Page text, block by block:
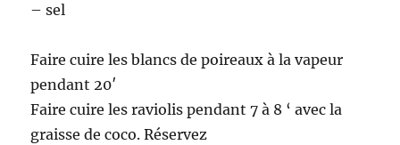
– sel
Faire cuire les blancs de poireaux à la vapeur
pendant 20′
Faire cuire les raviolis pendant 7 à 8 ‘ avec la
graisse de coco. Réservez